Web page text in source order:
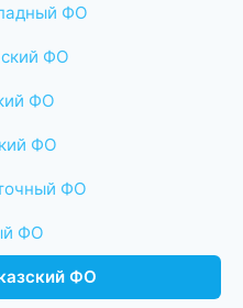
ФО
ФО
ФО
ФО
ФО
ФО
ФО